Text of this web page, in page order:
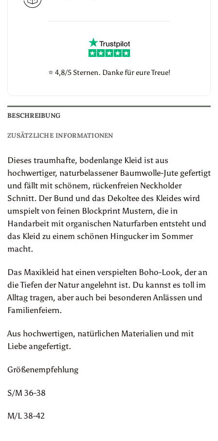
⭐ 4,8/5 Sternen. Danke für eure Treue!
BESCHREIBUNG
ZUSÄTZLICHE INFORMATIONEN
Dieses traumhafte, bodenlange Kleid ist aus
hochwertiger, naturbelassener Baumwolle-Jute gefertigt
und fällt mit schönem, rückenfreien Neckholder
Schnitt. Der Bund und das Dekoltee des Kleides wird
umspielt von feinen Blockprint Mustern, die in
Handarbeit mit organischen Naturfarben entsteht und
das Kleid zu einem schönen Hingucker im Sommer
macht.
Das Maxikleid hat einen verspielten Boho-Look, der an
die Tiefen der Natur angelehnt ist. Du kannst es toll im
Alltag tragen, aber auch bei besonderen Anlässen und
Familienfeiern.
Aus hochwertigen, natürlichen Materialien und mit
Liebe angefertigt.
Größenempfehlung
S/M 36-38
M/L 38-42